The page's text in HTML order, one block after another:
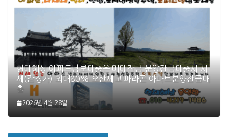
현대해상 아파트담보대출은 매매잔금 분양잔금대출시 시
세(감정가) 최대80% 오산세교 파라곤 아파트분양잔금대
출
2026년 4월 28일